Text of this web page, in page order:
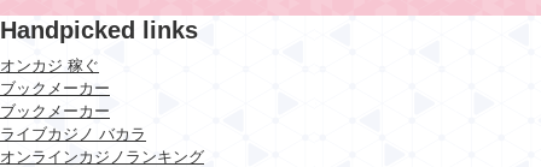
Handpicked links
オンカジ 稼ぐ
ブックメーカー
ブックメーカー
ライブカジノ バカラ
オンラインカジノランキング